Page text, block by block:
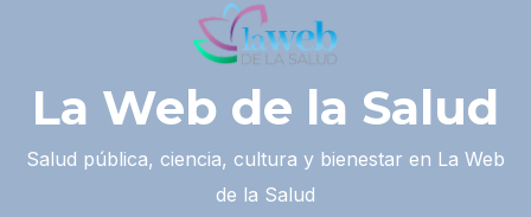
La Web de la Salud
Salud pública, ciencia, cultura y bienestar en La Web
de la Salud